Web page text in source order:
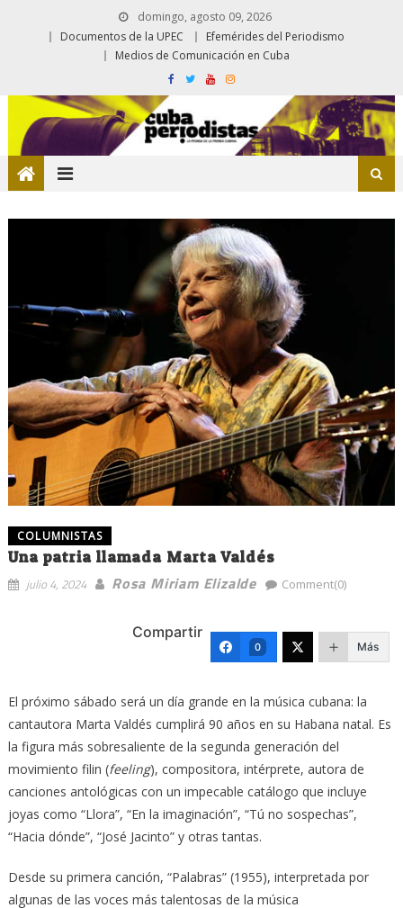
domingo, agosto 09, 2026
Documentos de la UPEC
Efemérides del Periodismo
Medios de Comunicación en Cuba
COLUMNISTAS
Una patria llamada Marta Valdés
julio 4, 2024 Rosa Miriam Elizalde Comment(0)
Compartir
0 Más
El próximo sábado será un día grande en la música cubana: la
cantautora Marta Valdés cumplirá 90 años en su Habana natal. Es
la figura más sobresaliente de la segunda generación del
movimiento filin (feeling), compositora, intérprete, autora de
canciones antológicas con un impecable catálogo que incluye
joyas como “Llora”, “En la imaginación”, “Tú no sospechas”,
“Hacia dónde”, “José Jacinto” y otras tantas.
Desde su primera canción, “Palabras” (1955), interpretada por
algunas de las voces más talentosas de la música